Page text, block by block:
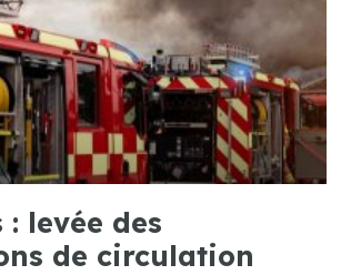
levée des
de circulation